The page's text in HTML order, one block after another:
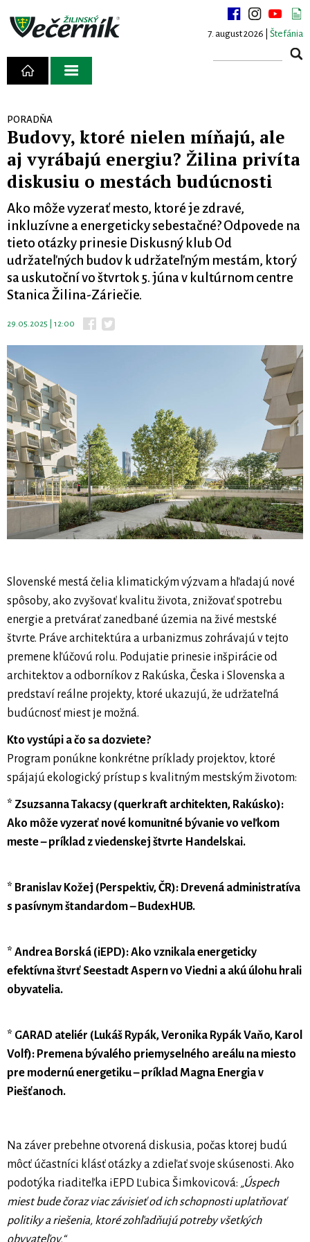
7. august 2026 | Štefánia
PORADŇA
Budovy, ktoré nielen míňajú, ale
aj vyrábajú energiu? Žilina privíta
diskusiu o mestách budúcnosti
Ako môže vyzerať mesto, ktoré je zdravé,
inkluzívne a energeticky sebestačné? Odpovede na
tieto otázky prinesie Diskusný klub Od
udržateľných budov k udržateľným mestám, ktorý
sa uskutoční vo štvrtok 5. júna v kultúrnom centre
Stanica Žilina-Záriečie.
29.05.2025 | 12:00
Slovenské mestá čelia klimatickým výzvam a hľadajú nové
spôsoby, ako zvyšovať kvalitu života, znižovať spotrebu
energie a pretvárať zanedbané územia na živé mestské
štvrte. Práve architektúra a urbanizmus zohrávajú v tejto
premene kľúčovú rolu. Podujatie prinesie inšpirácie od
architektov a odborníkov z Rakúska, Česka i Slovenska a
predstaví reálne projekty, ktoré ukazujú, že udržateľná
budúcnosť miest je možná.
Kto vystúpi a čo sa dozviete?
Program ponúkne konkrétne príklady projektov, ktoré
spájajú ekologický prístup s kvalitným mestským životom:
* Zsuzsanna Takacsy (querkraft architekten, Rakúsko):
Ako môže vyzerať nové komunitné bývanie vo veľkom
meste – príklad z viedenskej štvrte Handelskai.
* Branislav Kožej (Perspektiv, ČR): Drevená administratíva
s pasívnym štandardom – BudexHUB.
* Andrea Borská (iEPD): Ako vznikala energeticky
efektívna štvrť Seestadt Aspern vo Viedni a akú úlohu hrali
obyvatelia.
* GARAD ateliér (Lukáš Rypák, Veronika Rypák Vaňo, Karol
Volf): Premena bývalého priemyselného areálu na miesto
pre modernú energetiku – príklad Magna Energia v
Piešťanoch.
Na záver prebehne otvorená diskusia, počas ktorej budú
môcť účastníci klásť otázky a zdieľať svoje skúsenosti. Ako
podotýka riaditeľka iEPD Ľubica Šimkovicová: „Úspech
miest bude čoraz viac závisieť od ich schopnosti uplatňovať
politiky a riešenia, ktoré zohľadňujú potreby všetkých
obyvateľov.“